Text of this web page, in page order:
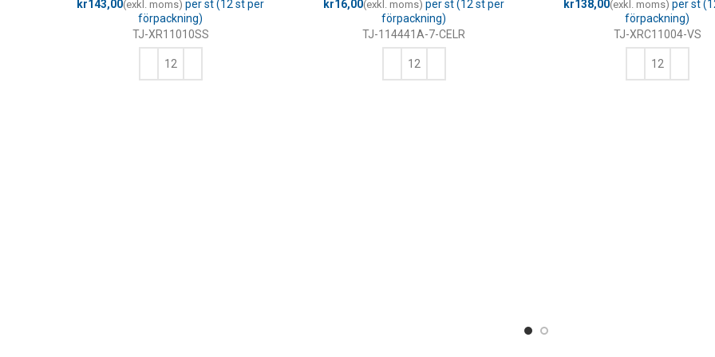
kr
TJ-XR11010SS
kr
TJ-114441A-7-CELR
kr
TJ-XRC11004-VS